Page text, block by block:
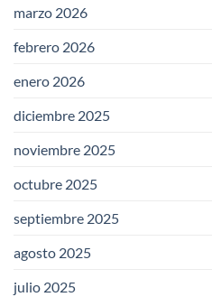
marzo 2026
febrero 2026
enero 2026
diciembre 2025
noviembre 2025
octubre 2025
septiembre 2025
agosto 2025
julio 2025